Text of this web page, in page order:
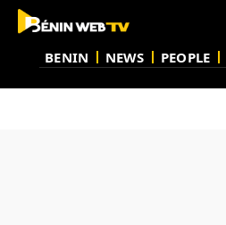
BENIN NEWS PEOPLE